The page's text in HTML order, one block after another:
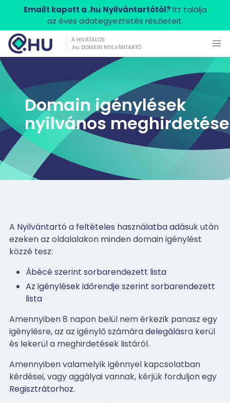
Emailt kapott a .hu Nyilvántartótól?Itt találja
az éves adategyeztetés részleteit.
A HIVATALOS
.hu DOMAIN NYILVÁNTARTÓ
Domain igénylések
nyilvános meghirdetése
A Nyilvántartó a feltételes használatba adásuk után
ezeken az oldalalakon minden domain igénylést
közzé tesz:
Ábécé szerint sorbarendezett lista
Az igénylések időrendje szerint sorbarendezett
lista
Amennyiben 8 napon belül nem érkezik panasz egy
igénylésre, az az igénylő számáradelegálásra kerül
és lekerül a meghirdetések listáról.
Amennyiben valamelyik igénnyel kapcsolatban
kérdései, vagy aggályai vannak, kérjük forduljon egy
Regisztrátorhoz.